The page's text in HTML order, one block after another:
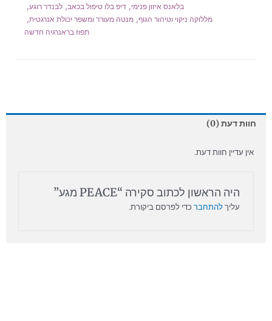
בלאנס איזון פנימי, דיפ בלו טיפול בכאב, לבנדר רוגע,
מללוקה ניקוי וטיהור הגוף, מנטה מעורר ומשפר יכולת אנרגטית,
תפוז בראנרגיה חדשה
חוות דעת (0)
אין עדיין חוות דעת.
היה הראשון לכתוב סקירה “PEACE מגע”
עליךלהתחברכדי לפרסם ביקורת.